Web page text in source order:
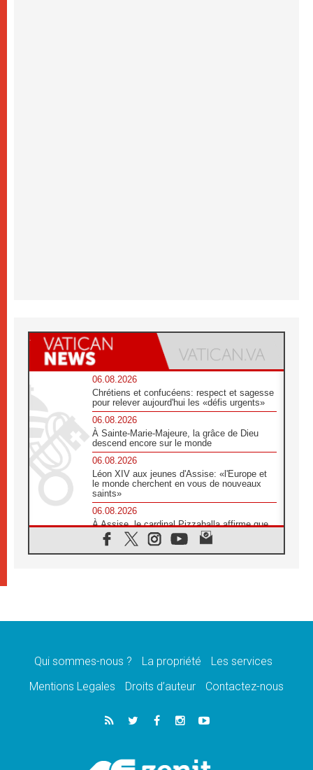
06.08.2026
Chrétiens et confucéens: respect et sagesse
pour relever aujourd'hui les «défis urgents»
06.08.2026
À Sainte-Marie-Majeure, la grâce de Dieu
descend encore sur le monde
06.08.2026
Léon XIV aux jeunes d'Assise: «l'Europe et
le monde cherchent en vous de nouveaux
saints»
06.08.2026
À Assise, le cardinal Pizzaballa affirme que
«les chrétiens veulent la paix»
06.08.2026
message de paix et de dignité humaine»
«La visite du Pape en Uruguay renforcera
05.08.2026
Le nonce en Ukraine: «Il est inquiétant
Léon XIV au Pérou, une lueur d'espoir pour
Qui sommes-nous ? La propriété
Les services
Mentions Legales
Droits d’auteur Contactez-nous